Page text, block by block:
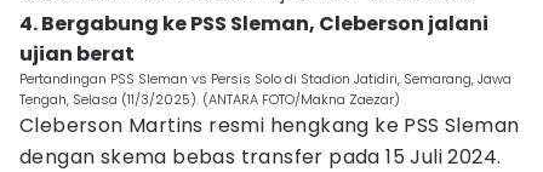
4. Bergabung ke PSS Sleman, Cleberson jalani
ujian berat
Pertandingan PSS Sleman vs Persis Solo di Stadion Jatidiri, Semarang, Jawa
Tengah, Selasa (11/3/2025). (ANTARA FOTO/Makna Zaezar)
Cleberson Martins resmi hengkang ke PSS Sleman
dengan skema bebas transfer pada 15 Juli 2024.